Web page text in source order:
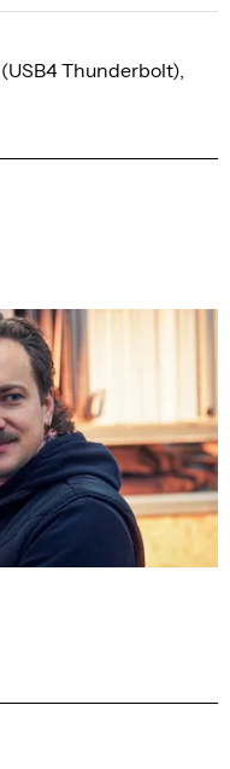
(USB4 Thunderbolt),